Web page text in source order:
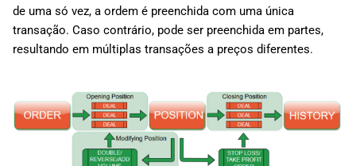
ไทย
Tiếng Việt
中文
日本語
Deutsch
i
z
de uma só vez, a ordem é preenchida com uma única
transação. Caso contrário, pode ser preenchida em partes,
resultando em múltiplas transações a preços diferentes.